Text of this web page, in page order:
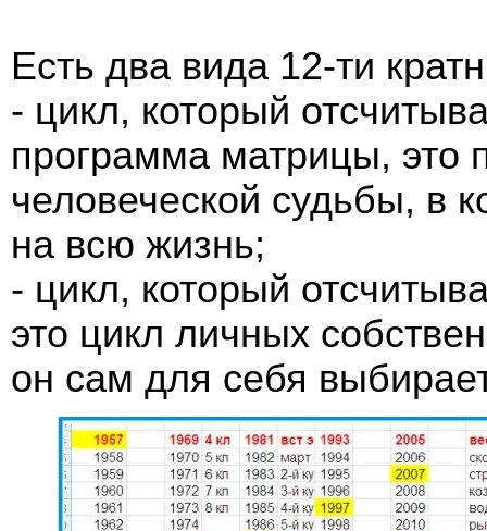
Есть два вида 12-ти
- цикл, который
программа матрицы, это
человеческой судьбы, в
на всю жизнь;
- цикл, который
это цикл личных
он сам для себя